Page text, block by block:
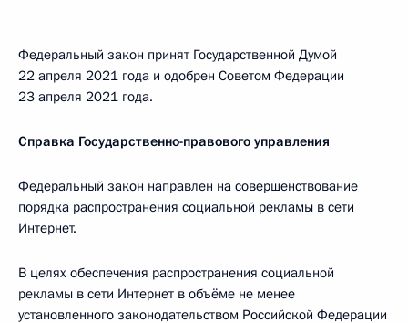
Федеральный закон принят Государственной Думой
22 апреля 2021 года и одобрен Советом Федерации
23 апреля 2021 года.
Справка Государственно-правового управления
Федеральный закон направлен на совершенствование
порядка распространения социальной рекламы в сети
Интернет.
В целях обеспечения распространения социальной
рекламы в сети Интернет в объёме не менее
установленного законодательством Российской Федерации